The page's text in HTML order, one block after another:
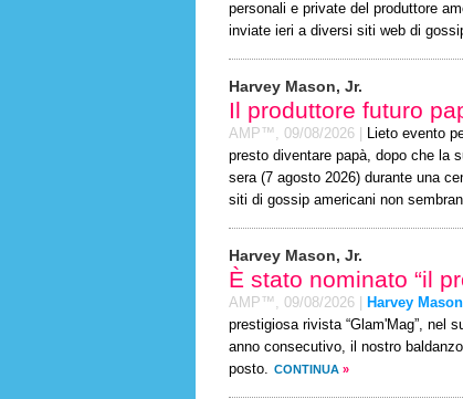
personali e private del produttore
inviate ieri a diversi siti web di
Harvey Mason, Jr.
Il produttore futuro
AMP™, 09/08/2026 Lieto evento
presto diventare papà, dopo che la
sera (7 agosto 2026) durante una
siti di gossip americani non
Harvey Mason, Jr.
È stato nominato “il
AMP™, 09/08/2026 Harvey
prestigiosa rivista “Glam'Mag”, nel
anno consecutivo, il nostro
posto. CONTINUA »